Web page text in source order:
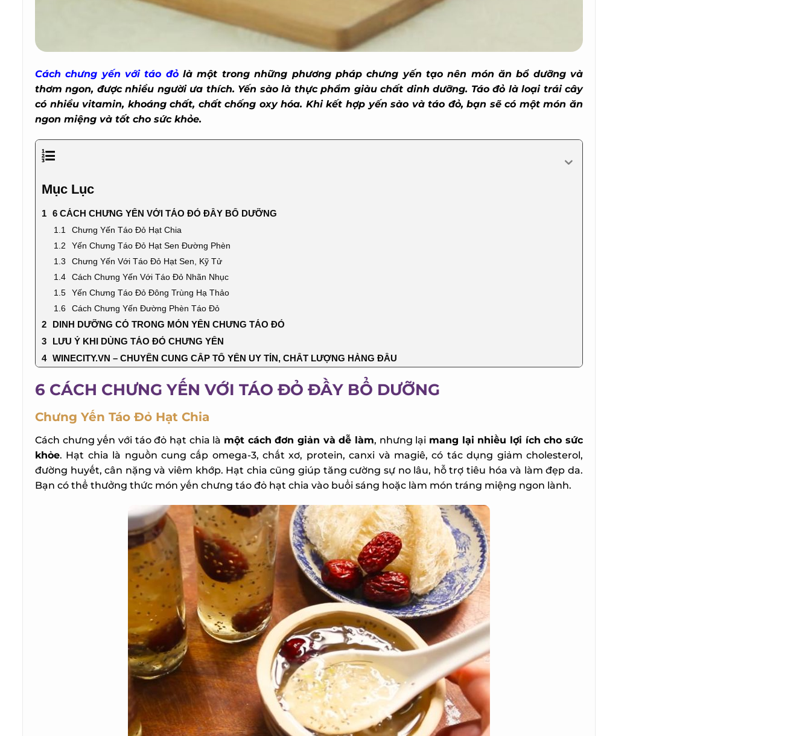
Cách chưng yến với táo đỏ là một trong những phương pháp chưng yến tạo nên món ăn bổ dưỡng và
thơm ngon, được nhiều người ưa thích. Yến sào là thực phẩm giàu chất dinh dưỡng. Táo đỏ là loại trái cây
có nhiều vitamin, khoáng chất, chất chống oxy hóa. Khi kết hợp yến sào và táo đỏ, bạn sẽ có một món ăn
ngon miệng và tốt cho sức khỏe.
Mục Lục
6 CÁCH CHƯNG YẾN VỚI TÁO ĐỎ ĐẦY BỔ DƯỠNG
Chưng Yến Táo Đỏ Hạt Chia
Yến Chưng Táo Đỏ Hạt Sen Đường Phèn
Chưng Yến Với Táo Đỏ Hạt Sen, Kỹ Tử
Cách Chưng Yến Với Táo Đỏ Nhãn Nhục
Yến Chưng Táo Đỏ Đông Trùng Hạ Thảo
Cách Chưng Yến Đường Phèn Táo Đỏ
DINH DƯỠNG CÓ TRONG MÓN YẾN CHƯNG TÁO ĐỎ
LƯU Ý KHI DÙNG TÁO ĐỎ CHƯNG YẾN
WINECITY.VN – CHUYÊN CUNG CẤP TỔ YẾN UY TÍN, CHẤT LƯỢNG HÀNG ĐẦU
6 CÁCH CHƯNG YẾN VỚI TÁO ĐỎ ĐẦY BỔ DƯỠNG
Chưng Yến Táo Đỏ Hạt Chia
Cách chưng yến với táo đỏ hạt chia làmột cách đơn giản và dễ làm, nhưng lạimang lại nhiều lợi ích cho sức
khỏe. Hạt chia là nguồn cung cấp omega-3, chất xơ, protein, canxi và magiê, có tác dụng giảm cholesterol,
đường huyết, cân nặng và viêm khớp. Hạt chia cũng giúp tăng cường sự no lâu, hỗ trợ tiêu hóa và làm đẹp da.
Bạn có thể thưởng thức món yến chưng táo đỏ hạt chia vào buổi sáng hoặc làm món tráng miệng ngon lành.